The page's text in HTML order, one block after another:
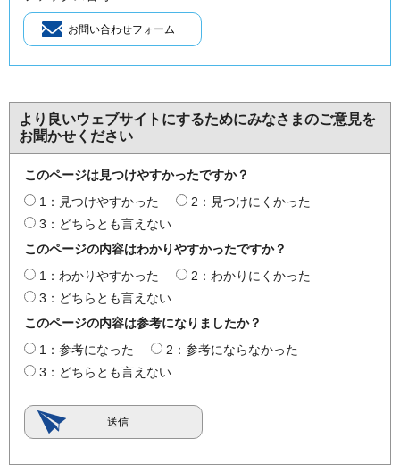
より良いウェブサイトにするためにみなさまのご意見を
お聞かせください
このページは見つけやすかったですか？
1：見つけやすかった
2：見つけにくかった
3：どちらとも言えない
このページの内容はわかりやすかったですか？
1：わかりやすかった
2：わかりにくかった
3：どちらとも言えない
このページの内容は参考になりましたか？
1：参考になった
2：参考にならなかった
3：どちらとも言えない